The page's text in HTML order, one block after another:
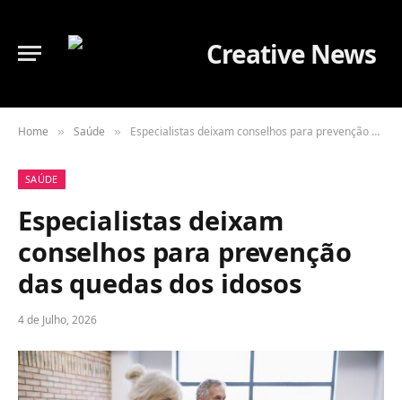
Home » Saúde » Especialistas deixam conselhos para prevenção das quedas dos idosos
SAÚDE
Especialistas deixam
conselhos para prevenção
das quedas dos idosos
4 de Julho, 2026